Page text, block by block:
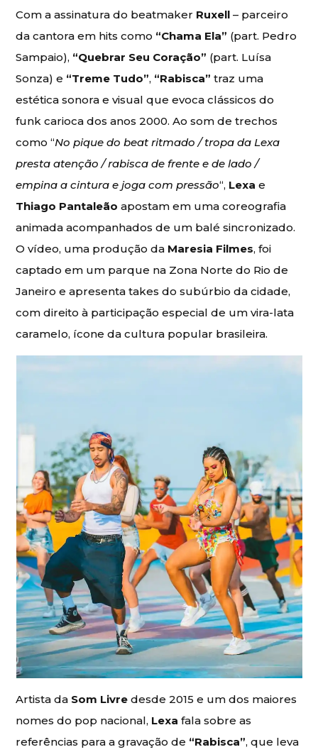
Com a assinatura do beatmaker Ruxell– parceiro
da cantora em hits como “Chama Ela” (part. Pedro
Sampaio), “Quebrar Seu Coração” (part. Luísa
Sonza) e “Treme Tudo”, “Rabisca” traz uma
estética sonora e visual que evoca clássicos do
funk carioca dos anos 2000. Ao som de trechos
como “No pique do beat ritmado / tropa da Lexa
presta atenção / rabisca de frente e de lado /
empina a cintura e joga com pressão“, Lexa e
Thiago Pantaleão apostam em uma coreografia
animada acompanhados de um balé sincronizado.
O vídeo, uma produção da Maresia Filmes, foi
captado em um parque na Zona Norte do Rio de
Janeiro e apresenta takes do subúrbio da cidade,
com direito à participação especial de um vira-lata
caramelo, ícone da cultura popular brasileira.
Artista da Som Livre desde 2015 e um dos maiores
nomes do pop nacional, Lexa fala sobre as
referências para a gravação de “Rabisca”, que leva